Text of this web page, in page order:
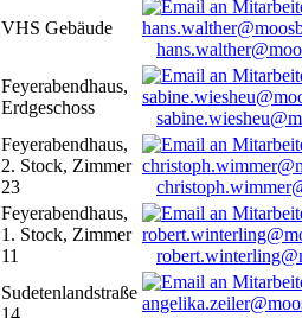
VHS Gebäude
Feyerabendhaus,
Erdgeschoss
Feyerabendhaus,
2. Stock, Zimmer
23
Feyerabendhaus,
1. Stock, Zimmer
11
Sudetenlandstraße
14